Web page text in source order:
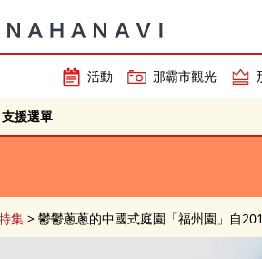
活動 那霸市觀光
支援選單
集 > 鬱鬱蔥蔥的中國式庭園「福州園」自